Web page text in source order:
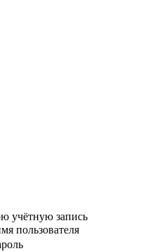
учётную запись
пользователя